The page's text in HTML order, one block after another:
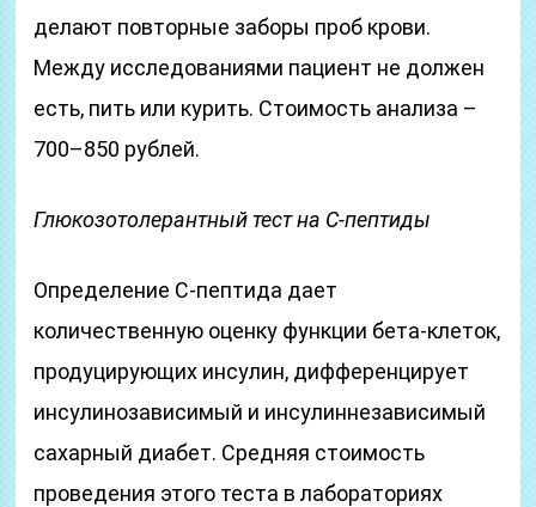
делают повторные заборы проб крови.
Между исследованиями пациент не должен
есть, пить или курить. Стоимость анализа –
700–850 рублей.
Глюкозотолерантный тест на С-пептиды
Определение С-пептида дает
количественную оценку функции бета-клеток,
продуцирующих инсулин, дифференцирует
инсулинозависимый и инсулиннезависимый
сахарный диабет. Средняя стоимость
проведения этого теста в лабораториях